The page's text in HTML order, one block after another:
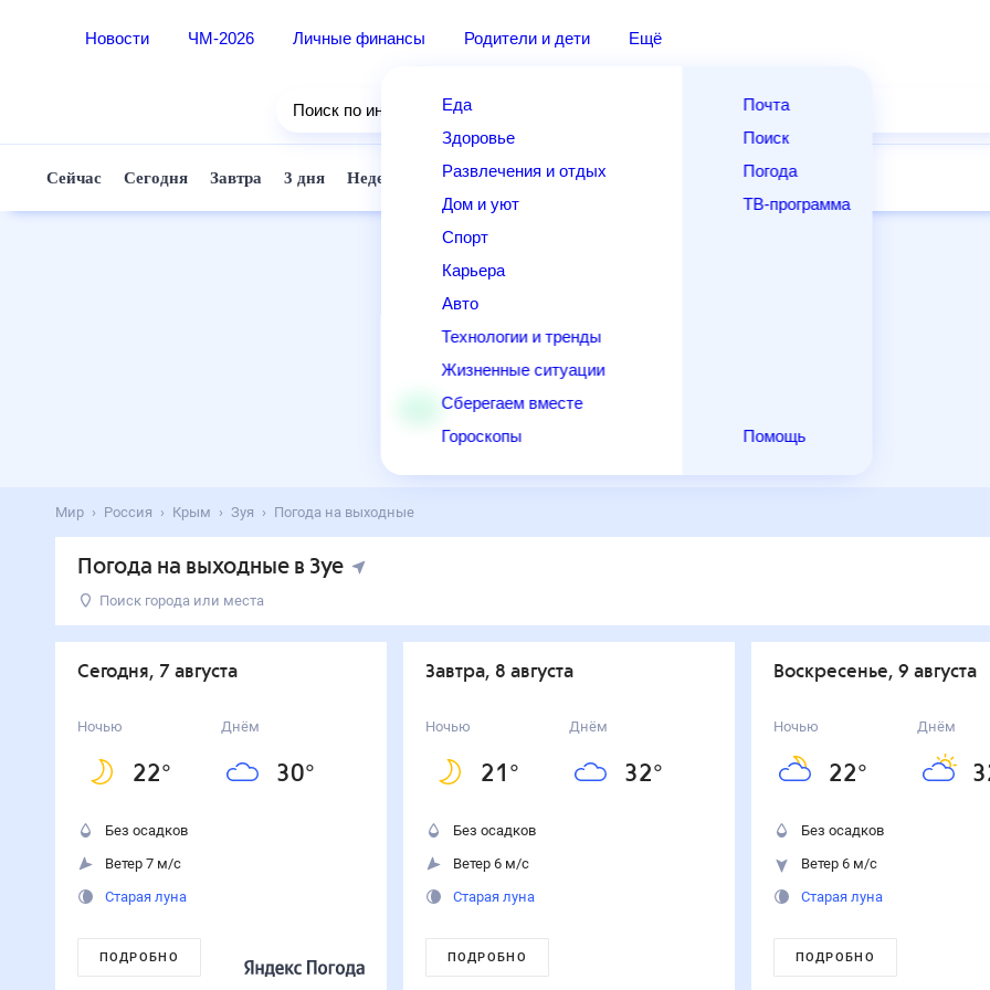
Новости ЧМ-2026 Личные финансы Родители и дети Ещё
Еда
Здоровье
Развлечения и отдых
Дом и уют
Спорт
Карьера
Авто
Технологии и тренды
Жизненные ситуации
Сберегаем вместе
Гороскопы
Почта
Поиск
Погода
ТВ-программа
Помощь
Поиск по интернету
Сейчас Сегодня Завтра 3 дня Неделя 10 дней 14 дней Выходные
Мир Россия Крым Зуя Погода на выходные
Погода на выходные в Зуе
Поиск города или места
День
Сегодня
7 августа
6м/с
Воскресенье
Сегодня, 7 августа
Ночью
22°
Днём
30°
Без осадков
Ветер 7 м/с
Старая луна
ПОДРОБНО
Завтра, 8 августа
Ночью
21 °
Днём
32°
Без осадков
Ветер 6 м/с
Старая луна
ПОДРОБНО
воскресенье, 9 августа
Ночью
22°
Днём
Без осадков
Ветер 6 м/с
Старая луна
ПОДРОБНО